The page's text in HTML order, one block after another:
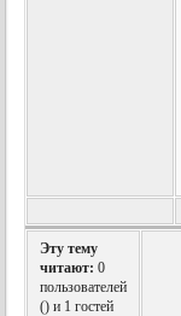
Эту тему
читают: 0
пользователей
() и 1 гостей